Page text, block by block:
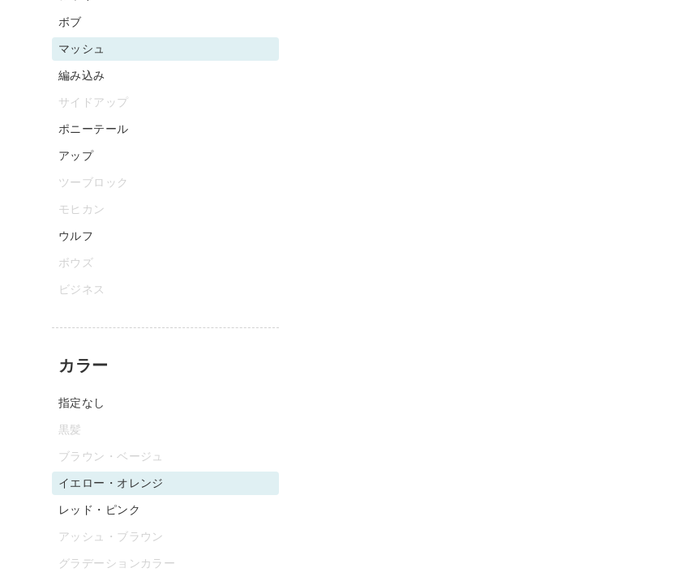
ボブ
マッシュ
編み込み
サイドアップ
ポニーテール
アップ
ツーブロック
モヒカン
ウルフ
ボウズ
ビジネス
カラー
指定なし
黒髪
ブラウン・ベージュ
イエロー・オレンジ
レッド・ピンク
アッシュ・ブラウン
グラデーションカラー